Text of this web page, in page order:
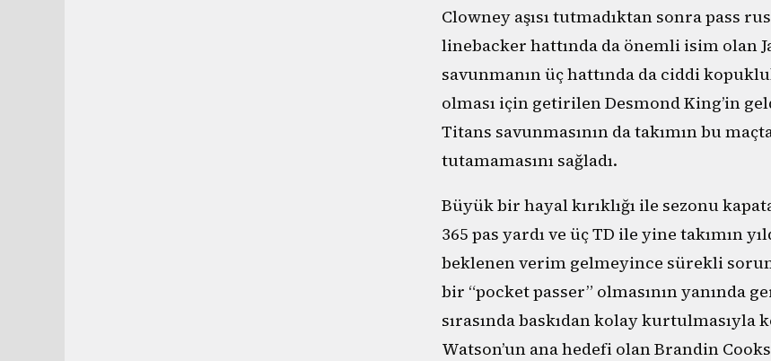
Clowney aşısı tutmadıktan sonra pass
linebacker hattında da önemli isim olan
savunmanın üç hattında da ciddi
olması için getirilen Desmond King’in
Titans savunmasının da takımın bu
tutamamasını sağladı.
Büyük bir hayal kırıklığı ile sezonu
365 pas yardı ve üç TD ile yine takımın
beklenen verim gelmeyince sürekli
bir “pocket passer” olmasının yanında
sırasında baskıdan kolay
Watson’un ana hedefi olan Brandin